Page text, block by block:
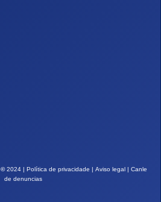
©2024 | Política de privacidade | Aviso legal | Canle
de denuncias